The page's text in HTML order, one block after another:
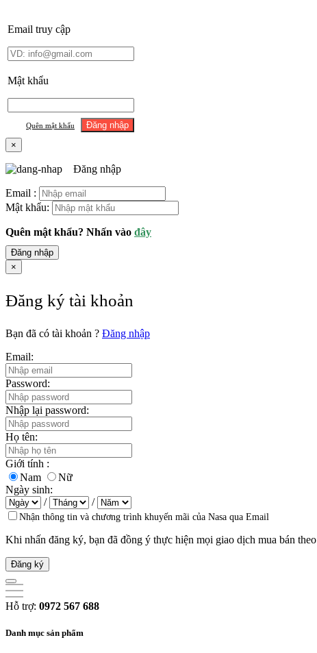
Email truy cập
Mật khẩu
Quên mật khẩu
×
Đăng nhập
Email :
Mật khẩu:
Quên mật khẩu? Nhấn vào đây
Đăng nhập
×
Đăng ký tài khoản
Bạn đã có tài khoản ? Đăng nhập
Email:
Password:
Nhập lại password:
Họ tên:
Giới tính :
Nam
Nữ
Ngày sinh:
/
/
Nhận thông tin và chương trình khuyến mãi của Nasa qua Email
Khi nhấn đăng ký, bạn đã đồng ý thực hiện mọi giao dịch mua bán theo
Đăng ký
Hỗ trợ: 0972 567 688
Danh mục sản phẩm